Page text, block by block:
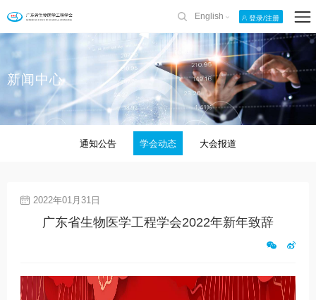
English 登录/注册
新闻中心
通知公告 学会动态 大会报道
2022年01月31日
广东省生物医学工程学会2022年新年致辞